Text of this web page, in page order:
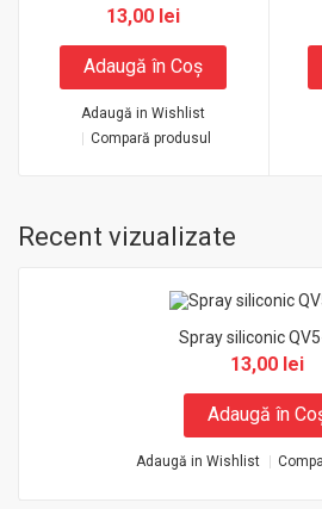
13,00 lei
Adaugă în Coş
Adaugă in Wishlist
Compară produsul
Recent vizualizate
Spray siliconic
13,00 lei
Adaugă în
Adaugă in Wishlist